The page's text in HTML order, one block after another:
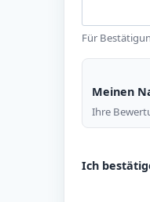
Für
Meinen
Ihre
Ich